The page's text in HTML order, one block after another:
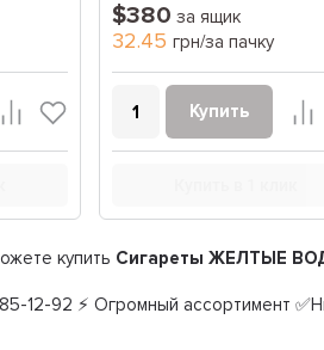
$380 за ящик
32.45 грн/за пачку
Купить
купить Сигареты ЖЕЛТЫЕ
12-92 ⚡ Огромный ассортимент